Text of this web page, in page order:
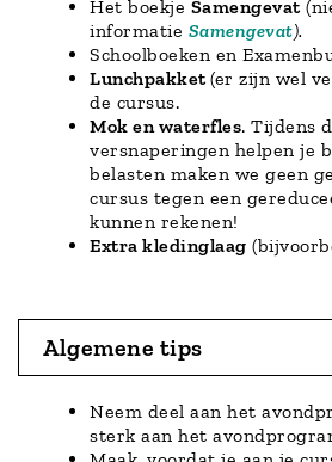
Het boekje Samengevat
informatie Samengevat).
Schoolboeken en
Lunchpakket (er zijn wel
de cursus.
Mok en waterfles. Tijdens
versnaperingen helpen je
belasten maken we geen
cursus tegen een
kunnen rekenen!
Extra kledinglaag
Algemene tips
Neem deel aan het
sterk aan het